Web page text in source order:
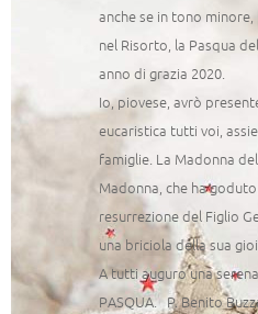
anche se in tono
nel Risorto, la Pasqua
anno di grazia 2020.
Io, piovese, avrò
eucaristica tutti voi,
famiglie. La Madonna
Madonna, che ha
resurrezione del Figlio
una briciola della sua
A tutti auguro una
PASQUA. P. Benito